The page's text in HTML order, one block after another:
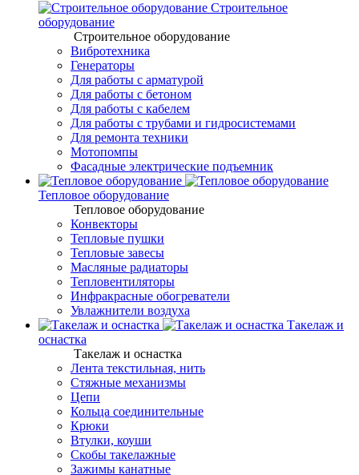
Строительное
оборудование
Строительное оборудование
Вибротехника
Генераторы
Для работы с арматурой
Для работы с бетоном
Для работы с кабелем
Для работы с трубами и гидросистемами
Для ремонта техники
Мотопомпы
Фасадные электрические подъемник
Тепловое оборудование
Тепловое оборудование
Конвекторы
Тепловые пушки
Тепловые завесы
Масляные радиаторы
Тепловентиляторы
Инфракрасные обогреватели
Увлажнители воздуха
Такелаж и
оснастка
Такелаж и оснастка
Лента текстильная, нить
Стяжные механизмы
Цепи
Кольца соединительные
Крюки
Втулки, коуши
Скобы такелажные
Зажимы канатные